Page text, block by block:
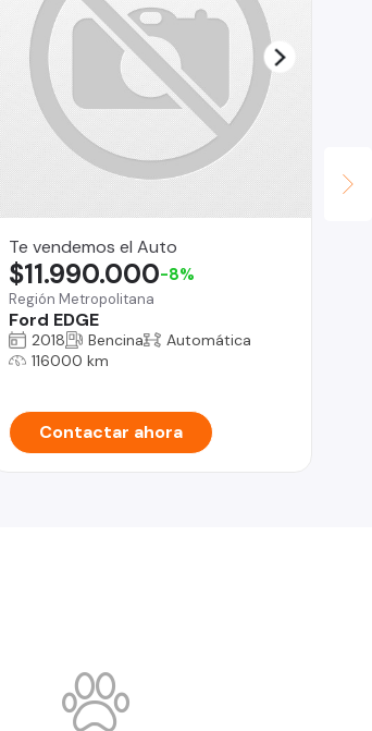
Te vendemos el Auto
Región Metropolitana
Ford EDGE
$11.990.000-8%
2018 Bencina
Automática
116000 km
Contactar ahora